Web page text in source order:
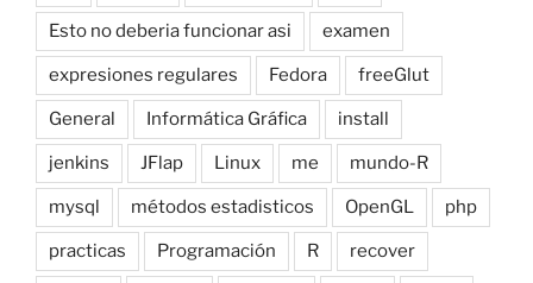
Esto no deberia funcionar asi examen
expresiones regulares Fedora freeGlut
General Informática Gráfica install
jenkins JFlap Linux me mundo-R
mysql métodos estadisticos OpenGL php
practicas Programación R recover